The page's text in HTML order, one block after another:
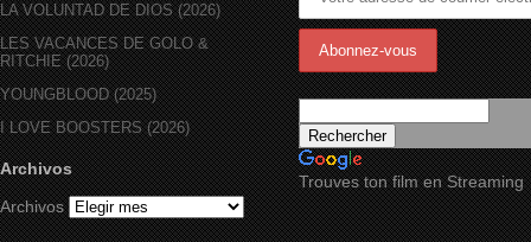
LA VOLUNTAD DE DIOS (2026)
LES VACANCES DE GOLO &
RITCHIE (2026)
YOUNGBLOOD (2025)
I LOVE BOOSTERS (2026)
Archivos
Archivos
Trouves ton film en Streaming